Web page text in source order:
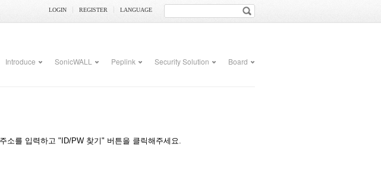
LOGIN REGISTER LANGUAGE
Introduce SonicWALL Peplink Security Solution Board
소를 입력하고 "ID/PW 찾기" 버튼을 클릭해주세요.